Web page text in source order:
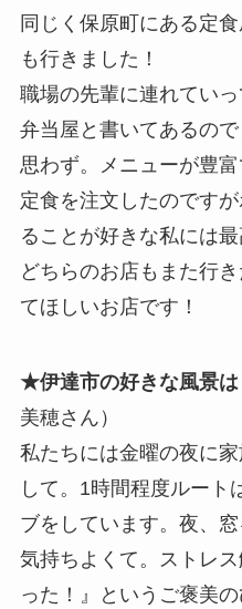
同じく保原町にある定
も行きました！
職場の先輩に連れてい
弁当屋と書いてあるの
思わず。メニューが豊
定食を注文したのです
ることが好きな私には最
どちらのお店もまた行
てほしいお店です！
★伊達市の好きな風景は
美穂さん）
私たちには金曜の夜に
して。1時間程度ルート
ブをしています。夜、
気持ちよくて。ストレ
った！』というご褒美